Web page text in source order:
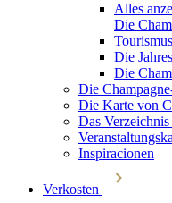
Alles
Die
Die
Die
Die
Die Karte von
Das
Inspiracionen
Verkosten